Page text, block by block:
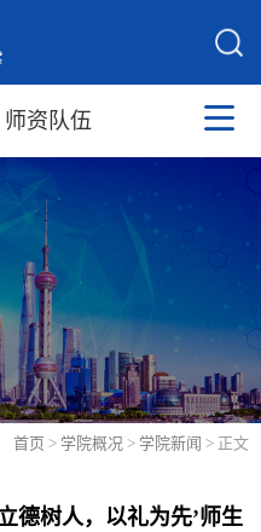
师资队伍
首页 > 学院概况 > 学院新闻 > 正文
德树人，以礼为先’师生